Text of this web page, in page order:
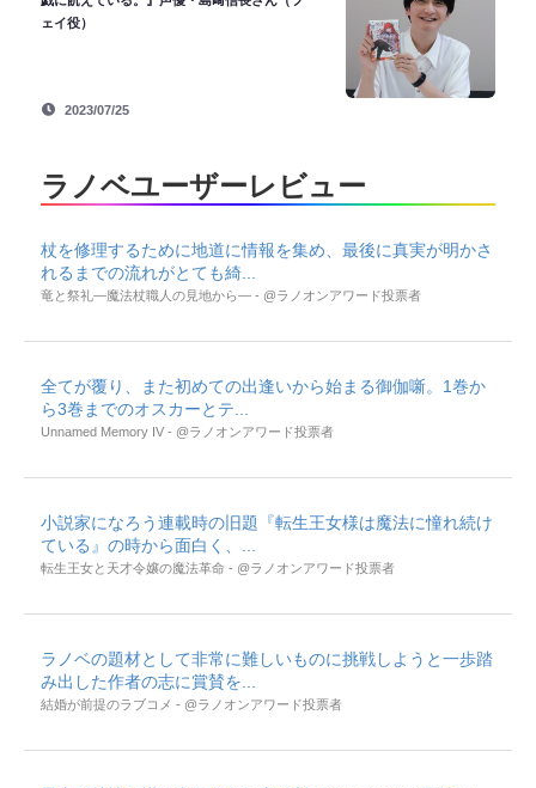
ェイ役）
2023/07/25
ラノベユーザーレビュー
杖を修理するために地道に情報を集め、最後に真実が明かさ
れるまでの流れがとても綺...
竜と祭礼―魔法杖職人の見地から― - @ラノオンアワード投票者
全てが覆り、また初めての出逢いから始まる御伽噺。1巻か
ら3巻までのオスカーとテ...
Unnamed Memory IV - @ラノオンアワード投票者
小説家になろう連載時の旧題『転生王女様は魔法に憧れ続け
ている』の時から面白く、...
転生王女と天才令嬢の魔法革命 - @ラノオンアワード投票者
ラノベの題材として非常に難しいものに挑戦しようと一歩踏
み出した作者の志に賞賛を...
結婚が前提のラブコメ - @ラノオンアワード投票者